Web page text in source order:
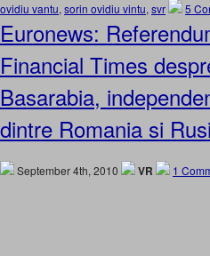
ovidiu vantu, sorin ovidiu vintu, svr 5
Euronews:
Financial Times
Basarabia,
dintre Romania si
September 4th, 2010 VR 1